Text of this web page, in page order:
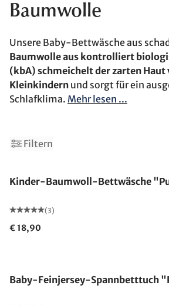
Baumwolle
Unsere Baby-Bettwäsche aus
Baumwolle aus kontrolliert
(kbA) schmeichelt der zarten Haut
Kleinkindern und sorgt für ein
Schlafklima. Mehr lesen ...
Filtern
Kinder-Baumwoll-Bettwäsche
(3)
€ 18,90
Baby-Feinjersey-Spannbetttuch